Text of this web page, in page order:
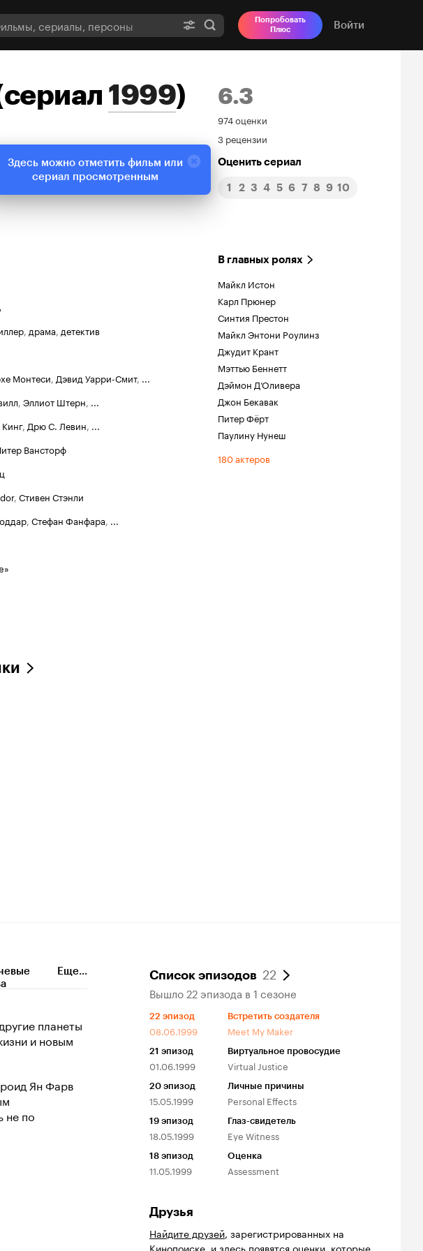
Попробовать
Плюс
Войти
сериал 1999)
6.3
Рейтинг
Кинопоиска
6.3
974 оценки
3 рецензии
Оценить сериал
1 2 3 4 5 6 7 8 9 10
, драма, детектив
Монтеси, Дэвид Уарри-Смит, ...
, Эллиот Штерн, ...
, Дрю С. Левин, ...
Вансторф
, Стивен Стэнли
, Стефан Фанфара, ...
В главных ролях
Майкл Истон
Карл Прюнер
Синтия Престон
Майкл Энтони Роулинз
Джудит Крант
Мэттью Беннетт
Дэймон Д’Оливера
Джон Бекавак
Питер Фёрт
Паулину Нунеш
180 актеров
Еще...
планеты
и новым
Ян Фарв
не по
Список эпизодов 22
Вышло 22 эпизода в 1 сезоне
22 эпизод
08.06.1999
Встретить создателя
Meet My Maker
21 эпизод
01.06.1999
Виртуальное провосудие
Virtual Justice
20 эпизод
15.05.1999
Личные причины
Personal Effects
19 эпизод
18.05.1999
Глаз-свидетель
Eye Witness
18 эпизод
11.05.1999
Оценка
Assessment
Друзья
Найдите друзей, зарегистрированных на
Кинопоиске, и здесь появятся оценки, которые
Здесь можно отметить фильм или
сериал просмотренным